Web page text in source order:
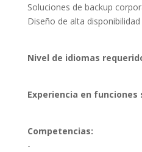
Soluciones de backup
Diseño de alta
Nivel de idiomas
Experiencia en funciones
Competencias:
-